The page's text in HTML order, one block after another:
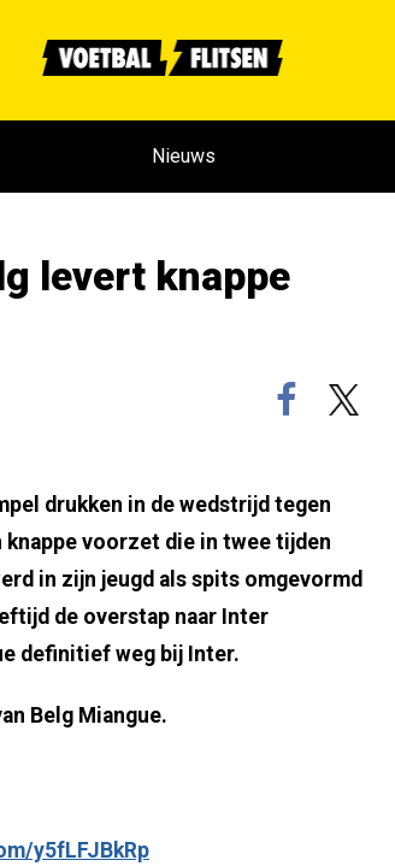
Nieuws
levert knappe
drukken in de wedstrijd tegen
knappe voorzet die in twee tijden
in zijn jeugd als spits omgevormd
de overstap naar Inter
definitief weg bij Inter.
Belg Miangue.
y5fLFJBkRp